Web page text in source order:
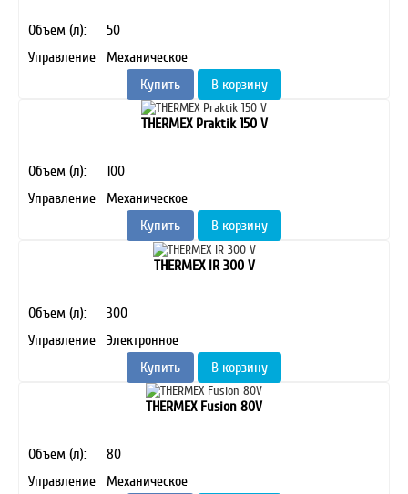
Объем (л):
50
Управление
Механическое
Купить
В корзину
THERMEX Praktik 150 V
Объем (л):
100
Управление
Механическое
Купить
В корзину
THERMEX IR 300 V
Объем (л):
300
Управление
Электронное
Купить
В корзину
THERMEX Fusion 80V
Объем (л):
80
Управление
Механическое